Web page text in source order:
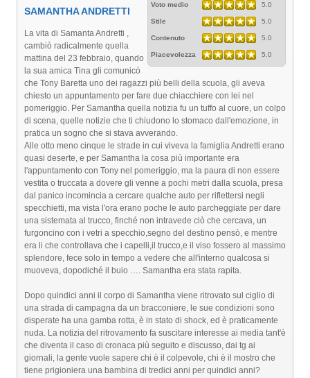
Voto medio 5.0
Stile 5.0
Contenuto 5.0
Piacevolezza 5.0
SAMANTHA ANDRETTI
La vita di Samanta Andretti ,
cambiò radicalmente quella
mattina del 23 febbraio, quando
la sua amica Tina gli comunicò
che Tony Baretta uno dei ragazzi più belli della scuola, gli aveva
chiesto un appuntamento per fare due chiacchiere con lei nel
pomeriggio. Per Samantha quella notizia fu un tuffo al cuore, un colpo
di scena, quelle notizie che ti chiudono lo stomaco dall'emozione, in
pratica un sogno che si stava avverando.
Alle otto meno cinque le strade in cui viveva la famiglia Andretti erano
quasi deserte, e per Samantha la cosa più importante era
l'appuntamento con Tony nel pomeriggio, ma la paura di non essere
vestita o truccata a dovere gli venne a pochi metri dalla scuola, presa
dal panico incomincia a cercare qualche auto per riflettersi negli
specchietti, ma vista l'ora erano poche le auto parcheggiate per dare
una sistemata al trucco, finché non intravede ciò che cercava, un
furgoncino con i vetri a specchio,segno del destino pensò, e mentre
era li che controllava che i capelli,il trucco,e il viso fossero al massimo
splendore, fece solo in tempo a vedere che all'interno qualcosa si
muoveva, dopodiché il buio …. Samantha era stata rapita.
Dopo quindici anni il corpo di Samantha viene ritrovato sul ciglio di
una strada di campagna da un bracconiere, le sue condizioni sono
disperate ha una gamba rotta, è in stato di shock, ed è praticamente
nuda. La notizia del ritrovamento fa suscitare interesse ai media tant'è
che diventa il caso di cronaca più seguito e discusso, dai tg ai
giornali, la gente vuole sapere chi è il colpevole, chi è il mostro che
tiene prigioniera una bambina di tredici anni per quindici anni?